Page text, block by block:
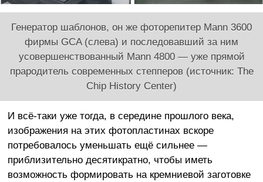
Генератор шаблонов, он же фоторепитер Mann 3600
фирмы GCA (слева) и последовавший за ним
усовершенствованный Mann 4800 — уже прямой
прародитель современных степперов (источник: The
Chip History Center)
И всё-таки уже тогда, в середине прошлого века,
изображения на этих фотопластинах вскоре
потребовалось уменьшать ещё сильнее —
приблизительно десятикратно, чтобы иметь
возможность формировать на кремниевой заготовке